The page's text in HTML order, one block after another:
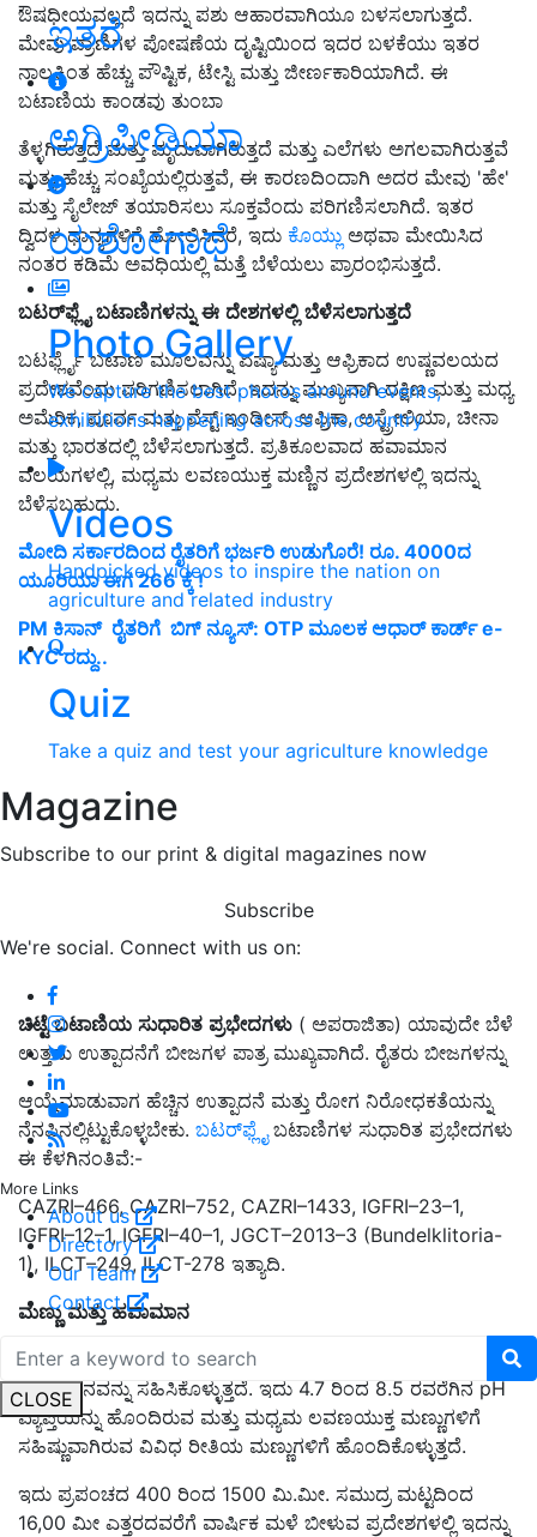
ಇತರೆ
ಅಗ್ರಿಪೀಡಿಯಾ
ಯಶೋಗಾಥೆ
Photo Gallery
We capture the best photos around events,
exhibitions happening across the country
Videos
Handpicked videos to inspire the nation on
agriculture and related industry
Quiz
Take a quiz and test your agriculture knowledge
Magazine
Subscribe to our print & digital magazines now
Subscribe
We're social. Connect with us on:
More Links
About us
Directory
Our Team
Contact
CLOSE
ಔಷಧೀಯವಲ್ಲದೆ ಇದನ್ನು ಪಶು ಆಹಾರವಾಗಿಯೂ ಬಳಸಲಾಗುತ್ತದೆ.
ಮೇವು ಪ್ರಾಣಿಗಳ ಪೋಷಣೆಯ ದೃಷ್ಟಿಯಿಂದ ಇದರ ಬಳಕೆಯು ಇತರ
ನಾಲ್ಕಕ್ಕಿಂತ ಹೆಚ್ಚು ಪೌಷ್ಟಿಕ, ಟೇಸ್ಟಿ ಮತ್ತು ಜೀರ್ಣಕಾರಿಯಾಗಿದೆ. ಈ
ಬಟಾಣಿಯ ಕಾಂಡವು ತುಂಬಾ
ತೆಳ್ಳಗಿರುತ್ತದೆ ಮತ್ತು ಮೃದುವಾಗಿರುತ್ತದೆ ಮತ್ತು ಎಲೆಗಳು ಅಗಲವಾಗಿರುತ್ತವೆ
ಮತ್ತು ಹೆಚ್ಚು ಸಂಖ್ಯೆಯಲ್ಲಿರುತ್ತವೆ, ಈ ಕಾರಣದಿಂದಾಗಿ ಅದರ ಮೇವು 'ಹೇ'
ಮತ್ತು ಸೈಲೇಜ್ ತಯಾರಿಸಲು ಸೂಕ್ತವೆಂದು ಪರಿಗಣಿಸಲಾಗಿದೆ. ಇತರ
ದ್ವಿದಳ ಧಾನ್ಯಗಳಿಗೆ ಹೋಲಿಸಿದರೆ, ಇದು ಕೊಯ್ಲು ಅಥವಾ ಮೇಯಿಸಿದ
ನಂತರ ಕಡಿಮೆ ಅವಧಿಯಲ್ಲಿ ಮತ್ತೆ ಬೆಳೆಯಲು ಪ್ರಾರಂಭಿಸುತ್ತದೆ.
ಬಟರ್ಫ್ಲೈ ಬಟಾಣಿಗಳನ್ನು ಈ ದೇಶಗಳಲ್ಲಿ ಬೆಳೆಸಲಾಗುತ್ತದೆ
ಬಟರ್ಫ್ಲೈ ಬಟಾಣಿ ಮೂಲವನ್ನು ಏಷ್ಯಾ ಮತ್ತು ಆಫ್ರಿಕಾದ ಉಷ್ಣವಲಯದ
ಪ್ರದೇಶವೆಂದು ಪರಿಗಣಿಸಲಾಗಿದೆ. ಇದನ್ನು ಮುಖ್ಯವಾಗಿ ದಕ್ಷಿಣ ಮತ್ತು ಮಧ್ಯ
ಅಮೆರಿಕ, ಪೂರ್ವ ಮತ್ತು ವೆಸ್ಟ್ ಇಂಡೀಸ್, ಆಫ್ರಿಕಾ, ಆಸ್ಟ್ರೇಲಿಯಾ, ಚೀನಾ
ಮತ್ತು ಭಾರತದಲ್ಲಿ ಬೆಳೆಸಲಾಗುತ್ತದೆ. ಪ್ರತಿಕೂಲವಾದ ಹವಾಮಾನ
ವಲಯಗಳಲ್ಲಿ, ಮಧ್ಯಮ ಲವಣಯುಕ್ತ ಮಣ್ಣಿನ ಪ್ರದೇಶಗಳಲ್ಲಿ ಇದನ್ನು
ಬೆಳೆಸಬಹುದು.
ಮೋದಿ ಸರ್ಕಾರದಿಂದ ರೈತರಿಗೆ ಭರ್ಜರಿ ಉಡುಗೊರೆ! ರೂ. 4000ದ
ಯೂರಿಯಾ ಈಗ 266 ಕ್ಕೆ !
PM ಕಿಸಾನ್‌ ರೈತರಿಗೆ ಬಿಗ್‌ ನ್ಯೂಸ್‌: OTP ಮೂಲಕ ಆಧಾರ್‌ ಕಾರ್ಡ್‌ e-
KYC ರದ್ದು..
ಚಿಟ್ಟೆ ಬಟಾಣಿಯ ಸುಧಾರಿತ ಪ್ರಭೇದಗಳು ( ಅಪರಾಜಿತಾ) ಯಾವುದೇ ಬೆಳೆ
ಉತ್ತಮ ಉತ್ಪಾದನೆಗೆ ಬೀಜಗಳ ಪಾತ್ರ ಮುಖ್ಯವಾಗಿದೆ. ರೈತರು ಬೀಜಗಳನ್ನು
ಆಯ್ಕೆಮಾಡುವಾಗ ಹೆಚ್ಚಿನ ಉತ್ಪಾದನೆ ಮತ್ತು ರೋಗ ನಿರೋಧಕತೆಯನ್ನು
ನೆನಪಿನಲ್ಲಿಟ್ಟುಕೊಳ್ಳಬೇಕು. ಬಟರ್‌ಫ್ಲೈಬಟಾಣಿಗಳ ಸುಧಾರಿತ ಪ್ರಭೇದಗಳು
ಈ ಕೆಳಗಿನಂತಿವೆ:-
CAZRI–466, CAZRI–752, CAZRI–1433, IGFRI–23–1,
IGFRI–12–1, IGFRI–40–1, JGCT–2013–3 (Bundelklitoria-
1), ILCT–249, ILCT-278 ಇತ್ಯಾದಿ.
ಮಣ್ಣು ಮತ್ತು ಹವಾಮಾನ
ಬಟರ್‌ಫ್ಲೈ ಬಟಾಣಿ ಬರ, ಶಾಖ ಮತ್ತು ಶೀತದಂತಹ ಪ್ರತಿಕೂಲ
ಹವಾಮಾನವನ್ನು ಸಹಿಸಿಕೊಳ್ಳುತ್ತದೆ. ಇದು 4.7 ರಿಂದ 8.5 ರವರೆಗಿನ pH
ವ್ಯಾಪ್ತಿಯನ್ನು ಹೊಂದಿರುವ ಮತ್ತು ಮಧ್ಯಮ ಲವಣಯುಕ್ತ ಮಣ್ಣುಗಳಿಗೆ
ಸಹಿಷ್ಣುವಾಗಿರುವ ವಿವಿಧ ರೀತಿಯ ಮಣ್ಣುಗಳಿಗೆ ಹೊಂದಿಕೊಳ್ಳುತ್ತದೆ.
ಇದು ಪ್ರಪಂಚದ 400 ರಿಂದ 1500 ಮಿ.ಮೀ. ಸಮುದ್ರ ಮಟ್ಟದಿಂದ
16,00 ಮೀ ಎತ್ತರದವರೆಗೆ ವಾರ್ಷಿಕ ಮಳೆ ಬೀಳುವ ಪ್ರದೇಶಗಳಲ್ಲಿ ಇದನ್ನು